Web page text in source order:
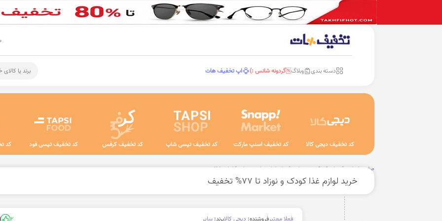
دسته بندی وبلاگ گردونه شانس :) اپ تخفیف هات برند یا
کد تخفیف دیجی کالا کد تخفیف اسنپ مارکت کد تخفیف تپسی شاپ کد تخفیف کرفس کد تخفیف تپسی فود کد
صفحه اصلی نوزاد، کودک و نوجوان سایر لوازم مادر و نوزاد لوازم غذا خوری
خرید لوازم غذا کودک و نوزاد تا 77% تخفیف
فعلا معتبرفروشنده: دیجی کالابرند:سایر 2